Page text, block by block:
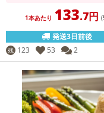
1本あたり 133.7円
発送3日前後
残 123 53 2